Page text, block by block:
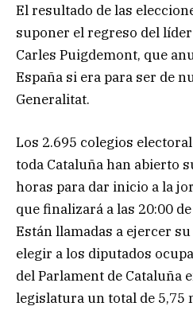
El resultado de las
suponer el regreso del
Carles Puigdemont, que
España si era para ser de
Generalitat.
Los 2.695 colegios
toda Cataluña han abierto
horas para dar inicio a la
que finalizará a las 20:00
Están llamadas a ejercer
elegir a los diputados
del Parlament de Cataluña
legislatura un total de 5,75